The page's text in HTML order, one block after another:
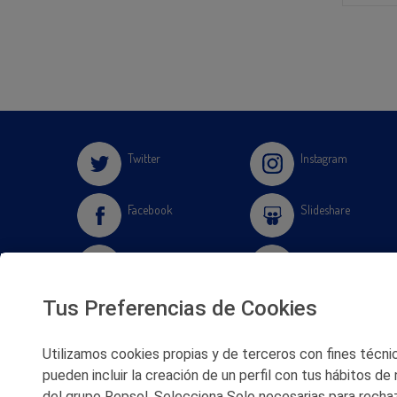
Twitter
Facebook
Flickr
Instagram
Slideshare
Tus Preferencias de Cookies
Utilizamos cookies propias y de terceros con fines
pueden incluir la creación de un perfil con tus hábitos